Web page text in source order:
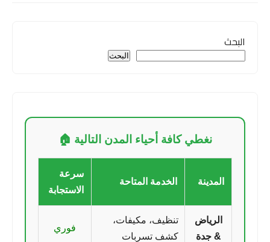
البحث
البحث
نغطي كافة أحياء المدن التالية 🏠
المدينة الخدمة المتاحة
سرعة
الاستجابة
الرياض
& جدة
تنظيف، مكيفات،
كشف تسربات
فوري